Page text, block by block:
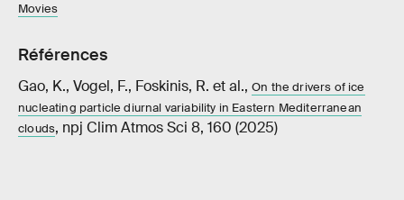
Movies
Références
Gao, K., Vogel, F., Foskinis, R. et al., On the drivers of ice
nucleating particle diurnal variability in Eastern Mediterranean
clouds, npj Clim Atmos Sci 8, 160 (2025)